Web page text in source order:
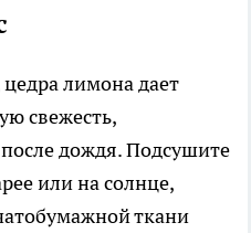
лимона дает
свежесть,
дождя. Подсушите
или на солнце,
ткани